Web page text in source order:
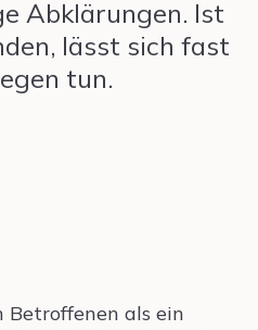
Abklärungen. Ist
lässt sich fast
tun.
als ein